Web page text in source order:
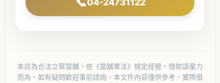
04-24731122
本店為合法立案當舖，依《當舖業法》規定經營。借款請量力
而為，如有疑問歡迎事前諮詢。本文件內容僅供參考，實際借